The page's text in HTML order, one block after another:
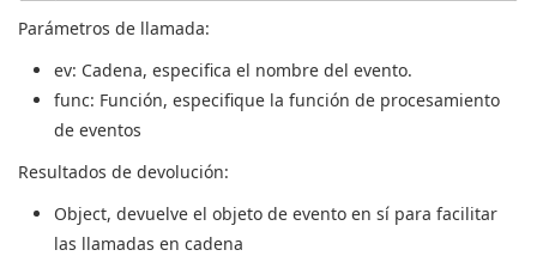
Parámetros de llamada:
ev: Cadena, especifica el nombre del evento.
func: Función, especifique la función de procesamiento
de eventos
Resultados de devolución:
Object, devuelve el objeto de evento en sí para facilitar
las llamadas en cadena